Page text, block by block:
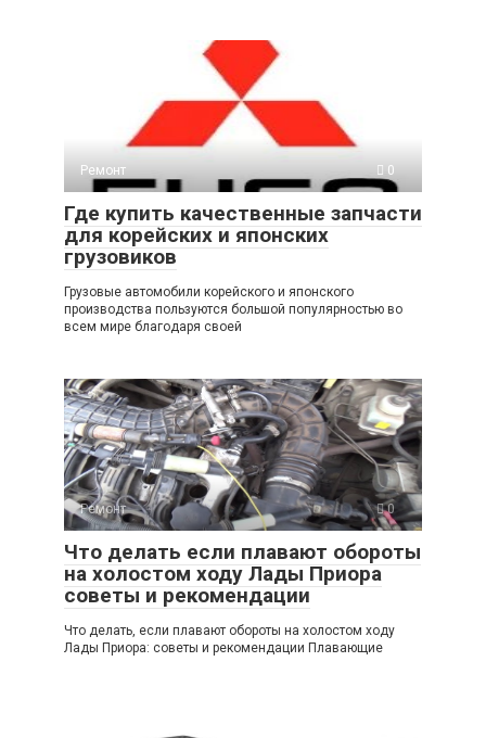
Ремонт 0
Где купить качественные запчасти
для корейских и японских
грузовиков
Грузовые автомобили корейского и японского
производства пользуются большой популярностью во
всем мире благодаря своей
Ремонт 0
Что делать если плавают обороты
на холостом ходу Лады Приора
советы и рекомендации
Что делать, если плавают обороты на холостом ходу
Лады Приора: советы и рекомендации Плавающие